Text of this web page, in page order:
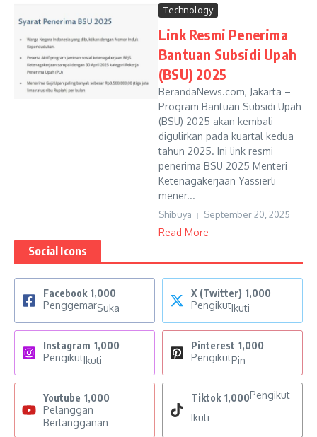
Technology
Link Resmi Penerima
Bantuan Subsidi Upah
(BSU) 2025
BerandaNews.com, Jakarta –
Program Bantuan Subsidi Upah
(BSU) 2025 akan kembali
digulirkan pada kuartal kedua
tahun 2025. Ini link resmi
penerima BSU 2025 Menteri
Ketenagakerjaan Yassierli
mener...
Shibuya September 20, 2025
Read More
Social Icons
Facebook 1,000
PenggemarSuka
X (Twitter) 1,000
PengikutIkuti
Instagram 1,000
PengikutIkuti
Pinterest 1,000
PengikutPin
Youtube 1,000
Pelanggan
Berlangganan
Tiktok 1,000Pengikut
Ikuti